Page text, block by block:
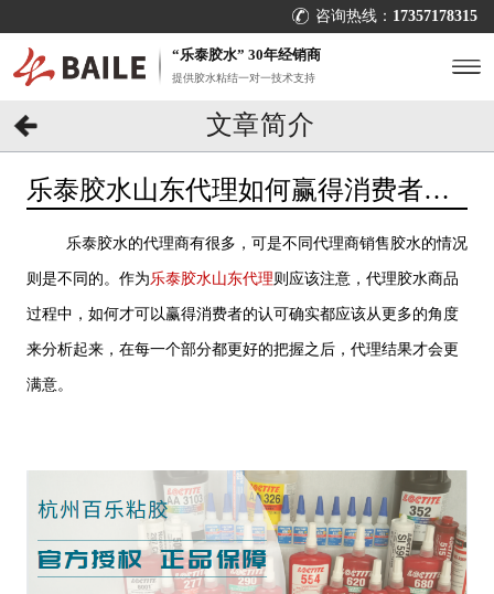
咨询热线： 17357178315
“乐泰胶水” 30年经销商
提供胶水粘结一对一技术支持
文章简介
乐泰胶水山东代理如何赢得消费者认
乐泰胶水的代理商有很多，可是不同代理商销售胶水的情况
则是不同的。作为乐泰胶水山东代理则应该注意，代理胶水商品
过程中，如何才可以赢得消费者的认可确实都应该从更多的角度
来分析起来，在每一个部分都更好的把握之后，代理结果才会更
满意。